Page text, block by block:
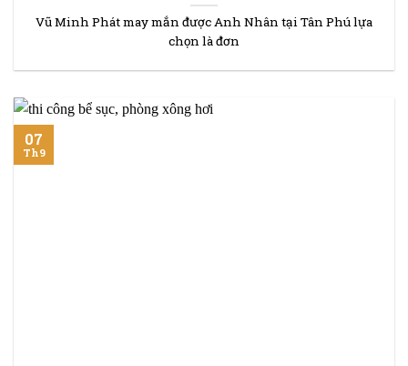
Vũ Minh Phát may mắn được Anh Nhân tại Tân Phú lựa
chọn là đơn
07
Th9